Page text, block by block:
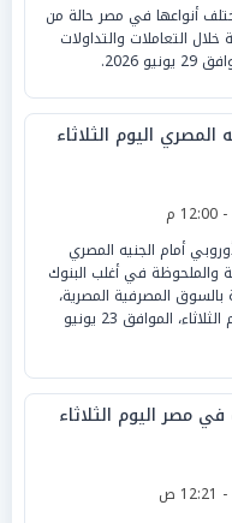
أنواعها في مصر حالة من
خلال التعاملات والتداولات
2026.
المصري اليوم الثلاثاء
أمام الجنيه المصري
والملحوظة في أغلب البنوك
بالسوق المصرفية المصرية،
وذلك خلال التعاملات اليوم الثلاثاء، الموافق 23 يونيو
مصر اليوم الثلاثاء